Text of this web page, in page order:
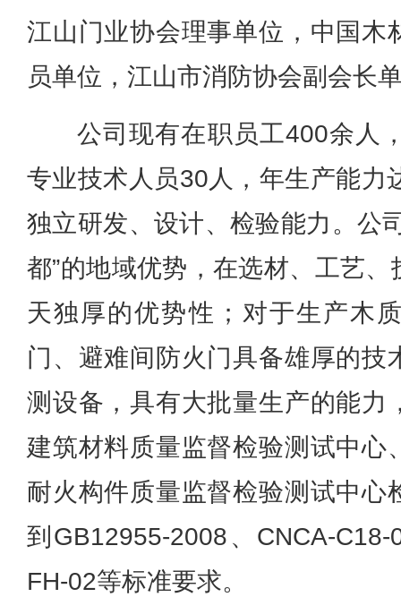
江山门业协会理事单位，中国木
员单位，江山市消防协会副会长
公司现有在职员工400余人
专业技术人员30人，年生产能力
独立研发、设计、检验能力。公
都”的地域优势，在选材、工艺
天独厚的优势性；对于生产木
门、避难间防火门具备雄厚的技
测设备，具有大批量生产的能力
建筑材料质量监督检验测试中心
耐火构件质量监督检验测试中心
到GB12955-2008、CNCA-
FH-02等标准要求。